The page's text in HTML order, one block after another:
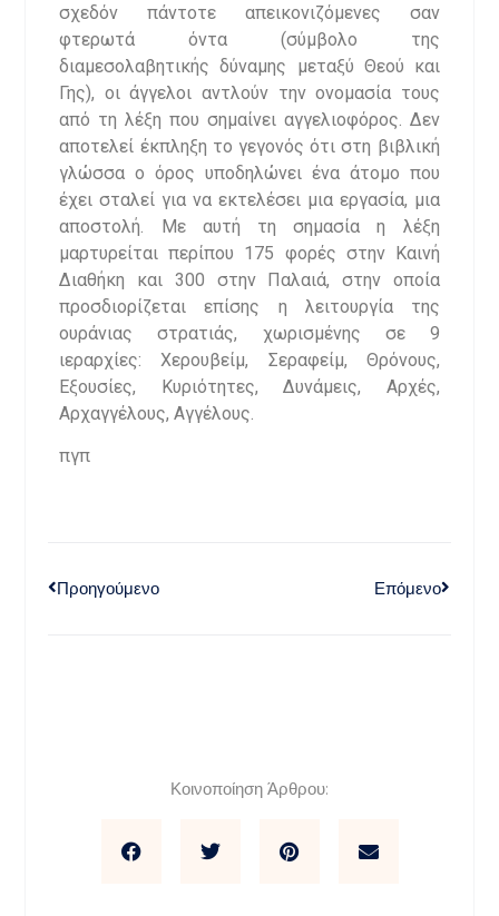
σχεδόν πάντοτε απεικονιζόμενες σαν
φτερωτά όντα (σύμβολο της
διαμεσολαβητικής δύναμης μεταξύ Θεού και
Γης), οι άγγελοι αντλούν την ονομασία τους
από τη λέξη που σημαίνει αγγελιοφόρος. Δεν
αποτελεί έκπληξη το γεγονός ότι στη βιβλική
γλώσσα ο όρος υποδηλώνει ένα άτομο που
έχει σταλεί για να εκτελέσει μια εργασία, μια
αποστολή. Με αυτή τη σημασία η λέξη
μαρτυρείται περίπου 175 φορές στην Καινή
Διαθήκη και 300 στην Παλαιά, στην οποία
προσδιορίζεται επίσης η λειτουργία της
ουράνιας στρατιάς, χωρισμένης σε 9
ιεραρχίες: Χερουβείμ, Σεραφείμ, Θρόνους,
Εξουσίες, Κυριότητες, Δυνάμεις, Αρχές,
Αρχαγγέλους, Αγγέλους.
πγπ
Προηγούμενο Επόμενο
Κοινοποίηση Άρθρου: